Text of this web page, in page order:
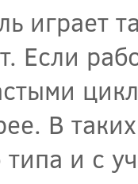
играет
Если
В
и с